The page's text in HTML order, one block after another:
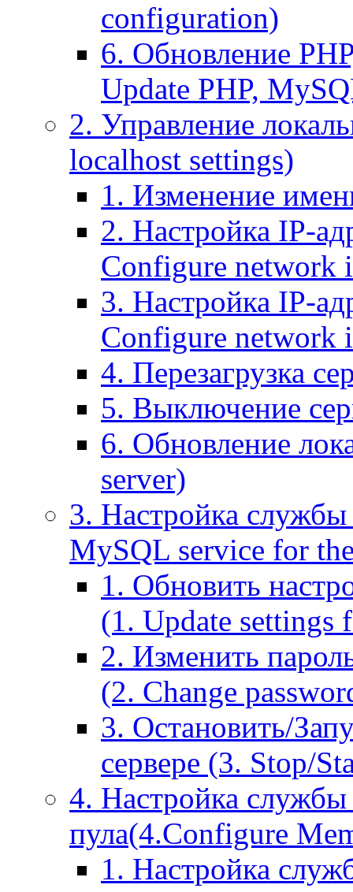
configuration)
6. Обновление
Update PHP,
2. Управление
localhost settings)
1. Изменение
2. Настройка IP-
Configure network
3. Настройка IP-
Configure network
4. Перезагрузка
5. Выключение
6. Обновление
server)
3. Настройка
MySQL service for
1. Обновить
(1. Update settings
2. Изменить
(2. Change
3. Остановить/
сервере (3. Stop/
4. Настройка
пула(4.Configure
1. Настройка